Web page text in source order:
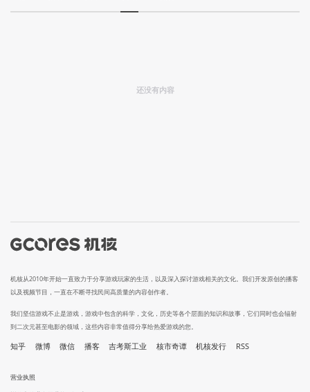
还没有内容
机核从2010年开始一直致力于分享游戏玩家的生活，以及深入探讨游戏相关的文化。我们开发原创的播客
以及视频节目，一直在不断寻找民间高质量的内容创作者。
我们坚信游戏不止是游戏，游戏中包含的科学，文化，历史等各个层面的知识和故事，它们同时也会辐射
到二次元甚至电影的领域，这些内容非常值得分享给热爱游戏的您。
知乎 微博 微信 播客 吉考斯工业 核市奇谭 机核发行 RSS
营业执照